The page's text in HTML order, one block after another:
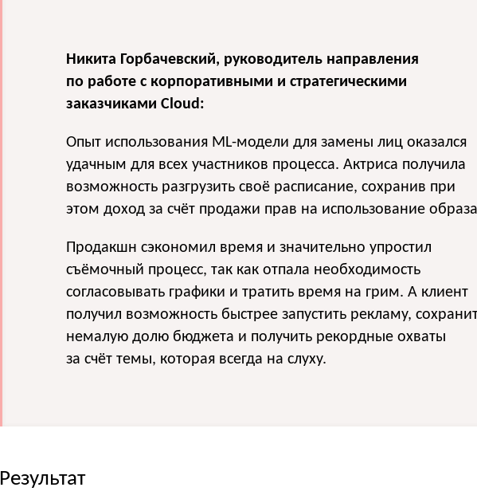
Никита Горбачевский, руководитель направления
по работе с корпоративными и стратегическими
заказчиками Cloud:
Опыт использования ML-модели для замены лиц оказался
удачным для всех участников процесса. Актриса получила
возможность разгрузить своё расписание, сохранив при
этом доход за счёт продажи прав на использование
Продакшн сэкономил время и значительно упростил
съёмочный процесс, так как отпала необходимость
согласовывать графики и тратить время на грим. А клиент
получил возможность быстрее запустить рекламу,
немалую долю бюджета и получить рекордные охваты
за счёт темы, которая всегда на слуху.
Результат